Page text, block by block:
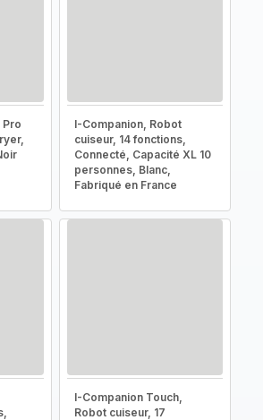
Pro
I-Companion, Robot
cuiseur, 14 fonctions,
Connecté, Capacité XL 10
personnes, Blanc,
Fabriqué en France
I-Companion Touch,
Robot cuiseur, 17